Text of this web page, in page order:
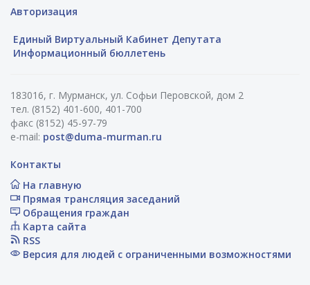
Авторизация
Единый Виртуальный Кабинет Депутата
Информационный бюллетень
183016, г. Мурманск, ул. Софьи Перовской, дом 2
тел. (8152) 401-600, 401-700
факс (8152) 45-97-79
e-mail: post@duma-murman.ru
Контакты
На главную
Прямая трансляция заседаний
Обращения граждан
Карта сайта
RSS
Версия для людей с ограниченными возможностями